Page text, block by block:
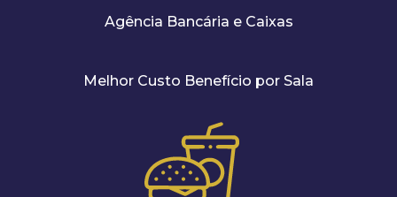
Agência Bancária e Caixas
Melhor Custo Benefício por Sala